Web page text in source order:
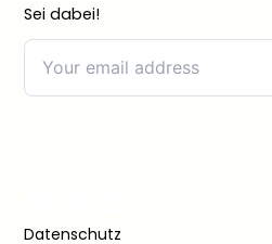
Sei dabei!
Datenschutz